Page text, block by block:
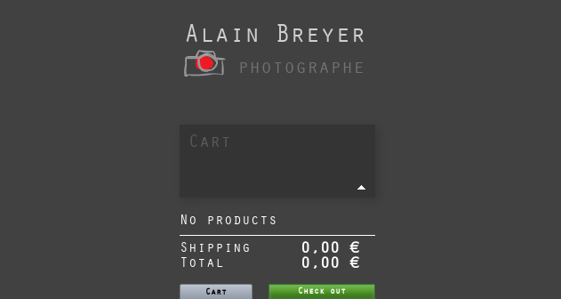
Alain Breyer
photographe
Cart
No products
Shipping
0,00 €
Total 0,00 €
Cart Check out